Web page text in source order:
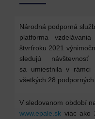
Národná podporná
platforma
štvrťroku 2021
sledujú
sa umiestnila v rámci
všetkých 28
V sledovanom období
www.epale.sk viac ako